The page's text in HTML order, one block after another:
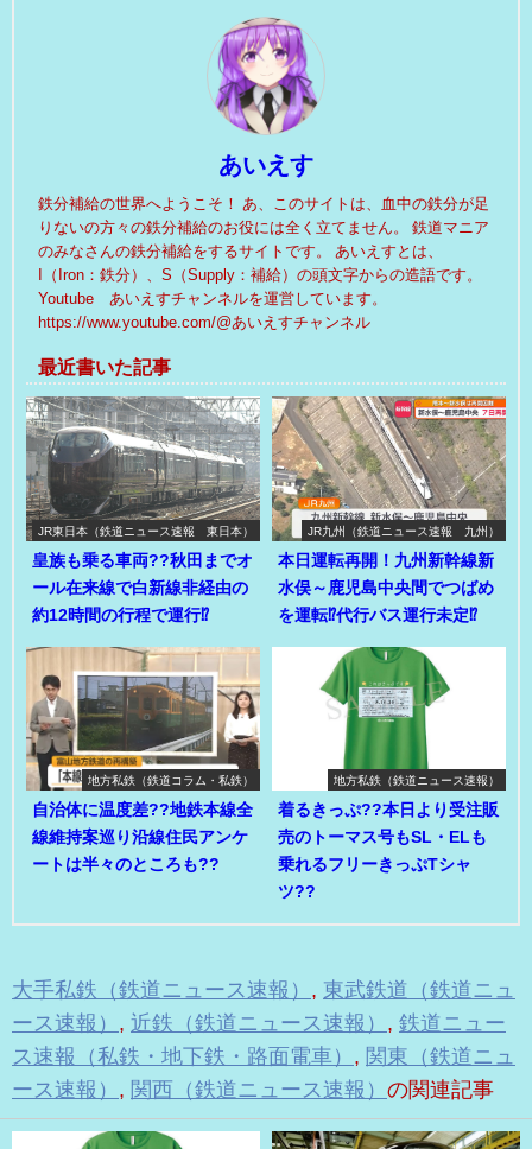
あいえす
鉄分補給の世界へようこそ！ あ、このサイトは、血中の鉄分が足
りないの方々の鉄分補給のお役には全く立てません。 鉄道マニア
のみなさんの鉄分補給をするサイトです。 あいえすとは、
I（Iron：鉄分）、S（Supply：補給）の頭文字からの造語です。
Youtube あいえすチャンネルを運営しています。
https://www.youtube.com/@あいえすチャンネル
最近書いた記事
JR東日本（鉄道ニュース速報 東日本）
皇族も乗る車両??秋田までオ
ール在来線で白新線非経由の
約12時間の行程で運行⁉
JR九州（鉄道ニュース速報 九州）
本日運転再開！九州新幹線新
水俣～鹿児島中央間でつばめ
を運転⁉代行バス運行未定⁉
地方私鉄（鉄道コラム・私鉄）
自治体に温度差??地鉄本線全
線維持案巡り沿線住民アンケ
ートは半々のところも??
地方私鉄（鉄道ニュース速報）
着るきっぷ??本日より受注販
売のトーマス号もSL・ELも
乗れるフリーきっぷTシャ
ツ??
大手私鉄（鉄道ニュース速報） , 東武鉄道（鉄道ニュ
ース速報） , 近鉄（鉄道ニュース速報） , 鉄道ニュー
ス速報（私鉄・地下鉄・路面電車） , 関東（鉄道ニュ
ース速報） , 関西（鉄道ニュース速報） の関連記事